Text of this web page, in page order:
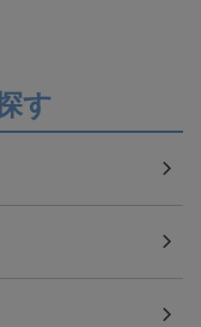
す